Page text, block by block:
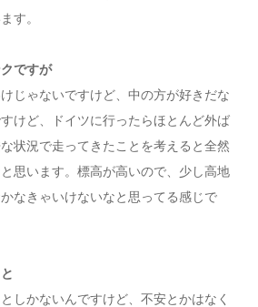
す。
ですが
じゃないですけど、中の方が好きだな
けど、ドイツに行ったらほとんど外ば
状況で走ってきたことを考えると全然
思います。標高が高いので、少し高地
なきゃいけないなと思ってる感じで
しかないんですけど、不安とかはなく